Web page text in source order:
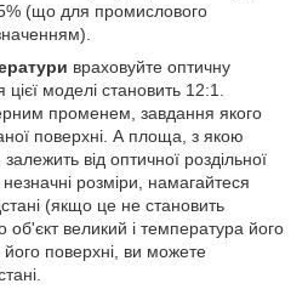
(що для промислового
враховуйте оптичну
цієї моделі становить 12:1.
променем, завдання якого
поверхні. А площа, з якою
від оптичної роздільної
розміри, намагайтеся
(якщо це не становить
великий і температура його
його поверхні, ви можете